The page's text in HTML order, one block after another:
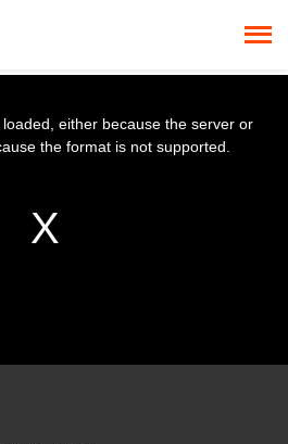
either because the server or
the format is not supported.